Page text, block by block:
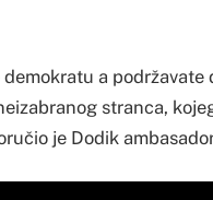
a
stranca,
je Dodik